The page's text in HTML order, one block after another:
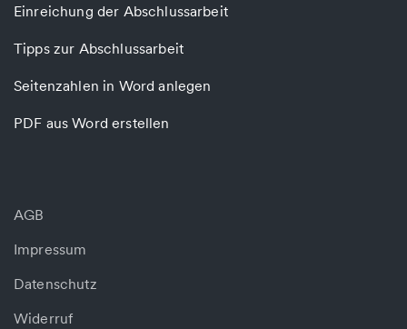
Einreichung der Abschlussarbeit
Tipps zur Abschlussarbeit
Seitenzahlen in Word anlegen
PDF aus Word erstellen
AGB
Impressum
Datenschutz
Widerruf